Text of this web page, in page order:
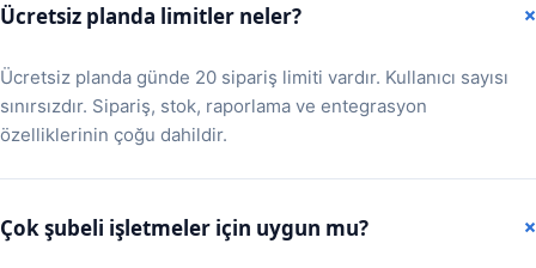
Ücretsiz planda limitler neler?
Ücretsiz planda günde 20 sipariş limiti vardır. Kullanıcı sayısı
sınırsızdır. Sipariş, stok, raporlama ve entegrasyon
özelliklerinin çoğu dahildir.
Çok şubeli işletmeler için uygun mu?